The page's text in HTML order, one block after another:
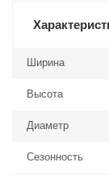
Ширина
Высота
Диаметр
Сезонность